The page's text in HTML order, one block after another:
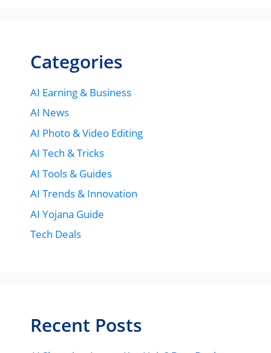
Categories
AI Earning & Business
AI News
AI Photo & Video Editing
AI Tech & Tricks
AI Tools & Guides
AI Trends & Innovation
AI Yojana Guide
Tech Deals
Recent Posts